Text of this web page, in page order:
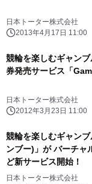
日本トーター株式会社
2013年4月17日 11:00
競輪を楽しむギャン
券発売サービス「
日本トーター株式会社
2012年3月23日 11:00
競輪を楽しむギャン
ンブー)」が バーチャ
ど新サービス開始！
日本トーター株式会社